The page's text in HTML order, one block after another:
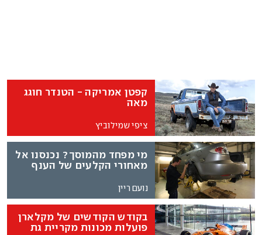
קפטן אמריקה - הטנדר חוגג
מאה
ציפי שמילוביץ
מי מפחד מהמוסך? נכנסנו אל
מאחורי הקלעים של הענף
נועם ריין
בקודש הקודשים של מקלארן
פועלות מכונות מקריית גת